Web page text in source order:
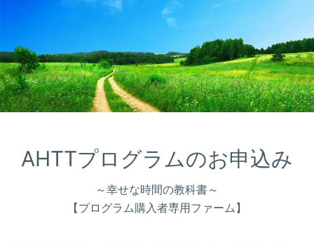
AHTTプログラムのお申込み
～幸せな時間の教科書～
【プログラム購入者専用ファーム】